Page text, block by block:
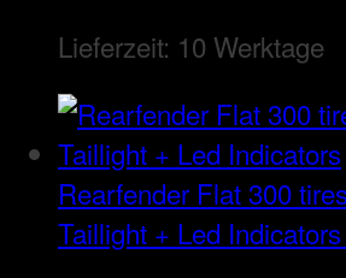
Lieferzeit: 10 Werktage
Rearfender Flat 300
Taillight + Led Indicators